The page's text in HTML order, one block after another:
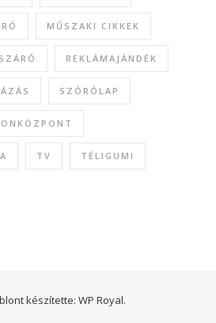
MŰSZAKI CIKKEK
REKLÁMAJÁNDÉK
SZÓRÓLAP
TV TÉLIGUMI
készítette: WP Royal.